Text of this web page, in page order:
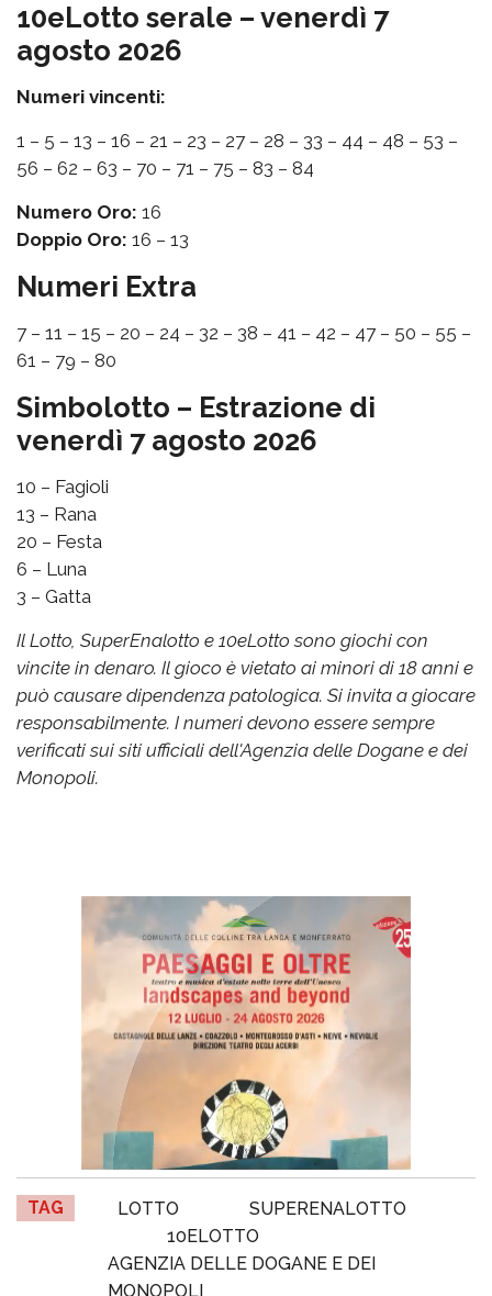
10eLotto serale – venerdì 7
agosto 2026
Numeri vincenti:
1 – 5 – 13 – 16 – 21 – 23 – 27 – 28 – 33 – 44 – 48 – 53 –
56 – 62 – 63 – 70 – 71 – 75 – 83 – 84
Numero Oro: 16
Doppio Oro: 16 – 13
Numeri Extra
7 – 11 – 15 – 20 – 24 – 32 – 38 – 41 – 42 – 47 – 50 – 55 –
61 – 79 – 80
Simbolotto – Estrazione di
venerdì 7 agosto 2026
10 – Fagioli
13 – Rana
20 – Festa
6 – Luna
3 – Gatta
Il Lotto, SuperEnalotto e 10eLotto sono giochi con
vincite in denaro. Il gioco è vietato ai minori di 18 anni e
può causare dipendenza patologica. Si invita a giocare
responsabilmente. I numeri devono essere sempre
verificati sui siti ufficiali dell'Agenzia delle Dogane e dei
Monopoli.
TAG LOTTO
SUPERENALOTTO
10ELOTTO
AGENZIA DELLE DOGANE E DEI
MONOPOLI